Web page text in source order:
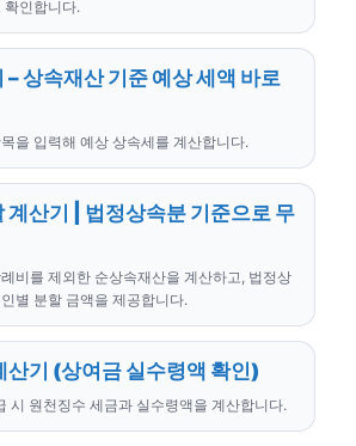
인합니다.
– 상속재산 기준 예상 세액 바로
을 입력해 예상 상속세를 계산합니다.
계산기 | 법정상속분 기준으로 무
비를 제외한 순상속재산을 계산하고, 법정상
별 분할 금액을 제공합니다.
산기 (상여금 실수령액 확인)
시 원천징수 세금과 실수령액을 계산합니다.